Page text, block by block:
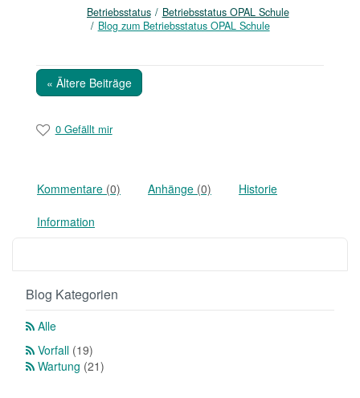
Betriebsstatus
Betriebsstatus OPAL Schule
Blog zum Betriebsstatus OPAL Schule
« Ältere Beiträge
0 Gefällt mir
Kommentare (0) Anhänge (0) Historie
Information
Blog Kategorien
Alle
Vorfall (19)
Wartung (21)